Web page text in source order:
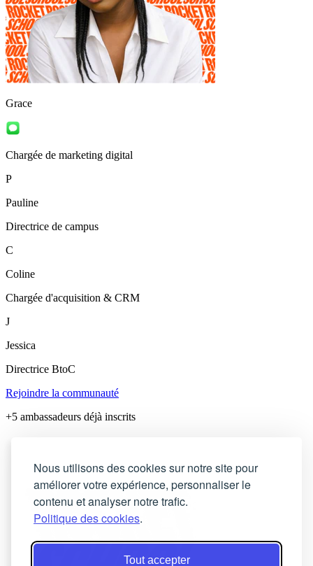
Nous utilisons des cookies sur notre site pour
améliorer votre expérience, personnaliser le
contenu et analyser notre trafic.
Politique des cookies.
Tout accepter
Grace
Chargée de marketing digital
P
Pauline
Directrice de campus
C
Coline
Chargée d'acquisition & CRM
J
Jessica
Directrice BtoC
Rejoindre la communauté
+5 ambassadeurs déjà inscrits